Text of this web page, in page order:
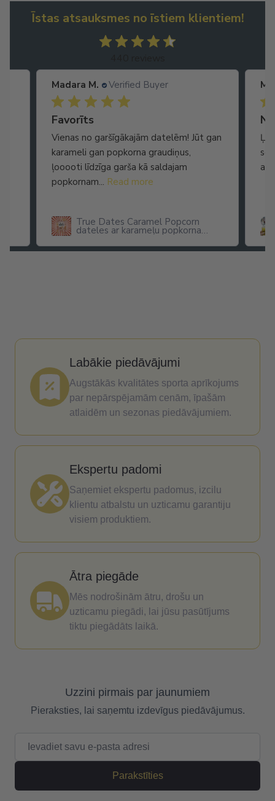
Īstas atsauksmes no īstiem klientiem!
Madara M. Verified Buyer
Favorīts
Vienas no garšīgākajām datelēm! Jūt gan
karameli gan popkorna graudiņus,
ļooooti līdzīga garša kā saldajam
popkornam... Read more
True Dates Caramel Popcorn
dateles ar karameļu popkorna
arī
Labākie piedāvājumi
Augstākās kvalitātes sporta aprīkojums
par nepārspējamām cenām, īpašām
atlaidēm un sezonas piedāvājumiem.
Ekspertu padomi
Saņemiet ekspertu padomus, izcilu
klientu atbalstu un uzticamu garantiju
visiem produktiem.
Ātra piegāde
Mēs nodrošinām ātru, drošu un
uzticamu piegādi, lai jūsu pasūtījums
tiktu piegādāts laikā.
Uzzini pirmais par jaunumiem
Pieraksties, lai saņemtu izdevīgus piedāvājumus.
Parakstīties